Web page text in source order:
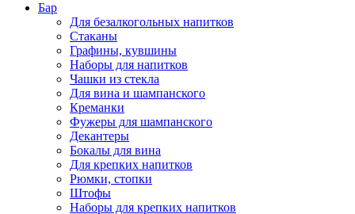
Бар
Для безалкогольных напитков
Стаканы
Графины, кувшины
Наборы для напитков
Чашки из стекла
Для вина и шампанского
Креманки
Фужеры для шампанского
Декантеры
Бокалы для вина
Для крепких напитков
Рюмки, стопки
Штофы
Наборы для крепких напитков